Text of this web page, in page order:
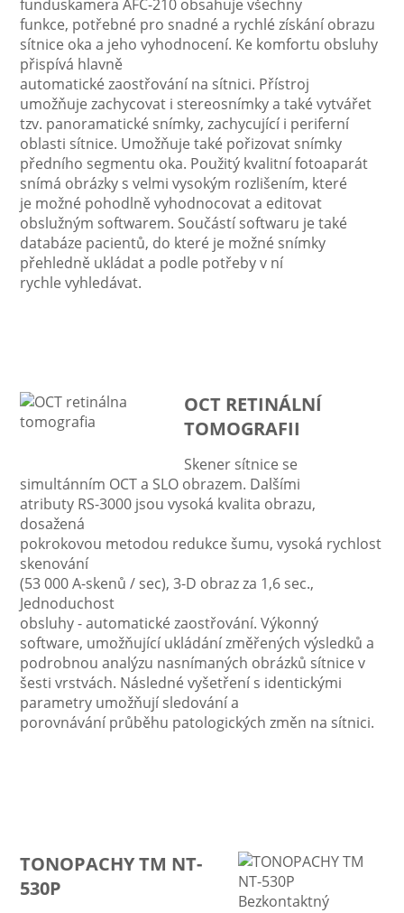
funduskamera AFC-210 obsahuje všechny
funkce, potřebné pro snadné a rychlé získání obrazu
sítnice oka a jeho vyhodnocení. Ke komfortu obsluhy
přispívá hlavně
automatické zaostřování na sítnici. Přístroj
umožňuje zachycovat i stereosnímky a také vytvářet
tzv. panoramatické snímky, zachycující i periferní
oblasti sítnice. Umožňuje také pořizovat snímky
předního segmentu oka. Použitý kvalitní fotoaparát
snímá obrázky s velmi vysokým rozlišením, které
je možné pohodlně vyhodnocovat a editovat
obslužným softwarem. Součástí softwaru je také
databáze pacientů, do které je možné snímky
přehledně ukládat a podle potřeby v ní
rychle vyhledávat.
OCT RETINÁLNÍ
TOMOGRAFII
Skener sítnice se
simultánním OCT a SLO obrazem. Dalšími
atributy RS-3000 jsou vysoká kvalita obrazu,
dosažená
pokrokovou metodou redukce šumu, vysoká rychlost
skenování
(53 000 A-skenů / sec), 3-D obraz za 1,6 sec.,
Jednoduchost
obsluhy - automatické zaostřování. Výkonný
software, umožňující ukládání změřených výsledků a
podrobnou analýzu nasnímaných obrázků sítnice v
šesti vrstvách. Následné vyšetření s identickými
parametry umožňují sledování a
porovnávání průběhu patologických změn na sítnici.
TONOPACHY TM NT-
530P